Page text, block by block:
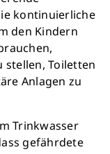
kontinuierliche
den Kindern
stellen, Toiletten
Anlagen zu
Trinkwasser
gefährdete
Schließen